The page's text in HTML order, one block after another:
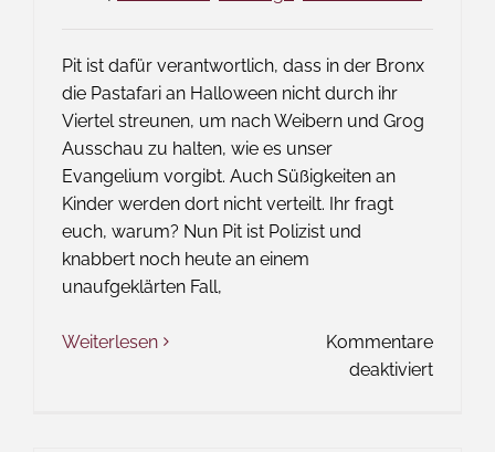
Pit ist dafür verantwortlich, dass in der Bronx
die Pastafari an Halloween nicht durch ihr
Viertel streunen, um nach Weibern und Grog
Ausschau zu halten, wie es unser
Evangelium vorgibt. Auch Süßigkeiten an
Kinder werden dort nicht verteilt. Ihr fragt
euch, warum? Nun Pit ist Polizist und
knabbert noch heute an einem
unaufgeklärten Fall,
Weiterlesen
Kommentare
deaktiviertfür